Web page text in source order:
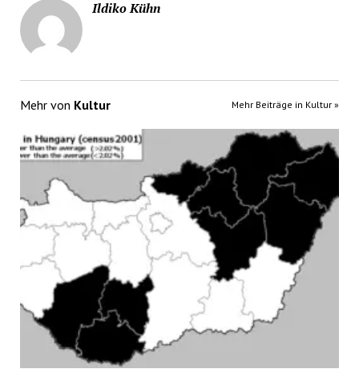
Ildiko Kühn
Mehr von Kultur Mehr Beiträge in Kultur »